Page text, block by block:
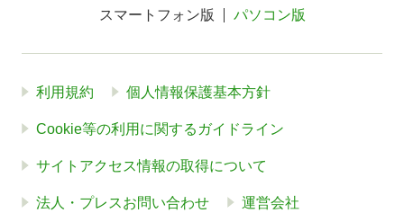
スマートフォン版 パソコン版
利用規約 個人情報保護基本方針
Cookie等の利用に関するガイドライン
サイトアクセス情報の取得について
法人・プレスお問い合わせ 運営会社